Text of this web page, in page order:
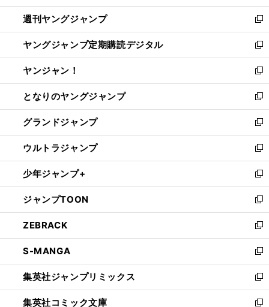
開
く
ウ
で
開
く
ン
ド
ウ
で
開
く
ウ
ィ
ン
ド
ウ
で
開
く
週刊ヤングジャンプ
新
し
い
ウ
ィ
ン
ド
ウ
で
開
く
ヤングジャンプ定期購読デジタル
新
し
い
ウ
ィ
ン
ド
ウ
で
開
く
ヤンジャン！
新
し
い
ウ
ィ
ン
ド
ウ
で
開
く
となりのヤングジャンプ
新
し
い
ウ
ィ
ン
ド
ウ
で
開
く
グランドジャンプ
新
し
い
ウ
ィ
ン
ド
ウ
で
開
く
ウルトラジャンプ
新
し
い
ウ
ィ
ン
ド
ウ
で
開
く
少年ジャンプ+
新
し
い
ウ
ィ
ン
ド
ウ
で
開
く
ジャンプTOON
新
し
い
ウ
ィ
ン
ド
ウ
で
ZEBRACK
新
し
い
ウ
ィ
ン
ド
S-MANGA
新
し
い
ウ
ィ
集英社ジャンプリミックス
新
し
い
集英社コミック文庫